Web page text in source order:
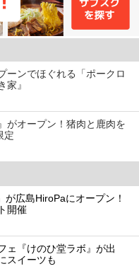
ーンでほぐれる「ポークロ
家』
がオープン！猪肉と鹿肉を
定
広島HiroPaにオープン！
開催
ェ『けのひ堂ラボ』が出
スイーツも